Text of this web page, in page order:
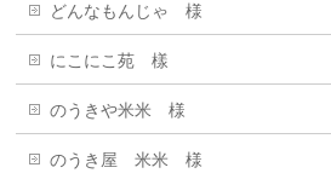
どんなもんじゃ 様
にこにこ苑 樣
のうきや米米 様
のうき屋 米米 様